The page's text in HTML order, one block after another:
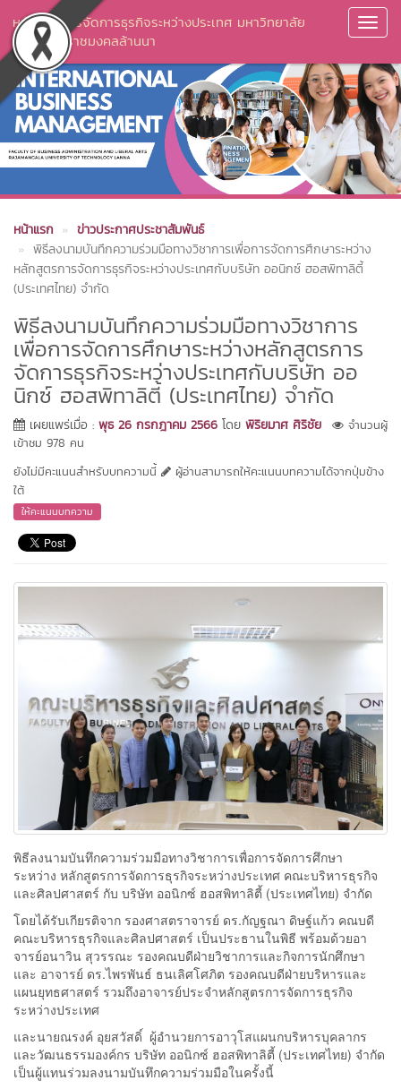
หลักสูตรการจัดการธุรกิจระหว่างประเทศ มหาวิทยาลัย
เทคโนโลยีราชมงคลล้านนา
หน้าแรก
ข่าวประกาศประชาสัมพันธ์
พิธีลงนามบันทึกความร่วมมือทางวิชาการเพื่อการจัดการศึกษาระหว่าง
หลักสูตรการจัดการธุรกิจระหว่างประเทศกับบริษัท ออนิกซ์ ฮอสพิทาลิตี้
(ประเทศไทย) จำกัด
พิธีลงนามบันทึกความร่วมมือทางวิชาการ
เพื่อการจัดการศึกษาระหว่างหลักสูตรการ
จัดการธุรกิจระหว่างประเทศกับบริษัท ออ
นิกซ์ ฮอสพิทาลิตี้ (ประเทศไทย) จำกัด
เผยแพร่เมื่อ : พุธ 26 กรกฎาคม 2566 โดย พิริยมาศ ศิริชัย
จำนวนผู้
เข้าชม 978 คน
ยังไม่มีคะแนนสำหรับบทความนี้
ผู้อ่านสามารถให้คะแนนบทความได้จากปุ่มข้าง
ใต้
ให้คะแนนบทความ
พิธีลงนามบันทึกความร่วมมือทางวิชาการเพื่อการจัดการศึกษา
ระหว่าง หลักสูตรการจัดการธุรกิจระหว่างประเทศ คณะบริหารธุรกิจ
และศิลปศาสตร์ กับ บริษัท ออนิกซ์ ฮอสพิทาลิตี้ (ประเทศไทย) จำกัด
โดยได้รับเกียรติจาก รองศาสตราจารย์ ดร.กัญฐณา ดิษฐ์แก้ว คณบดี
คณะบริหารธุรกิจและศิลปศาสตร์ เป็นประธานในพิธี พร้อมด้วยอา
จารย์อนาวิน สุวรรณะ รองคณบดีฝ่ายวิชาการและกิจการนักศึกษา
และ อาจารย์ ดร.ไพรพันธ์ ธนเลิศโศภิต รองคณบดีฝ่ายบริหารและ
แผนยุทธศาสตร์ รวมถึงอาจารย์ประจำหลักสูตรการจัดการธุรกิจ
ระหว่างประเทศ
และนายณรงค์ อุยสวัสดิ์ ผู้อำนวยการอาวุโสแผนกบริหารบุคลากร
และวัฒนธรรมองค์กร บริษัท ออนิกซ์ ฮอสพิทาลิตี้ (ประเทศไทย) จำกัด
เป็นผู้แทนร่วมลงนามบันทึกความร่วมมือในครั้งนี้